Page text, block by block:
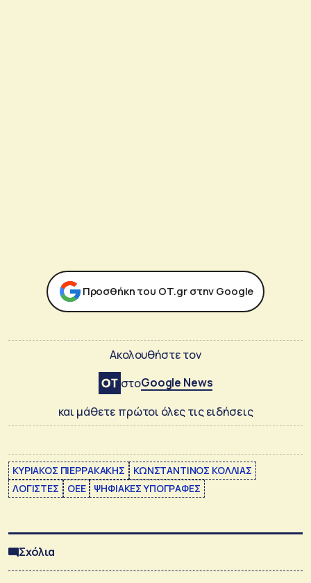
Προσθήκη του ΟΤ.gr στην Google
Ακολουθήστε τον
στοGoogle News
και μάθετε πρώτοι όλες τις ειδήσεις
ΚΥΡΙΑΚΟΣ ΠΙΕΡΡΑΚΑΚΗΣ
ΚΩΝΣΤΑΝΤΙΝΟΣ ΚΟΛΛΙΑΣ
ΛΟΓΙΣΤΕΣ
ΟΕΕ ΨΗΦΙΑΚΕΣ ΥΠΟΓΡΑΦΕΣ
Σχόλια